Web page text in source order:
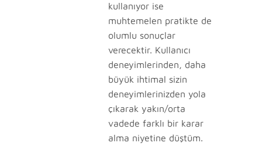
kullanıyor ise
muhtemelen pratikte de
olumlu sonuçlar
verecektir. Kullanıcı
deneyimlerinden, daha
büyük ihtimal sizin
deneyimlerinizden yola
çıkarak yakın/orta
vadede farklı bir karar
alma niyetine düştüm.